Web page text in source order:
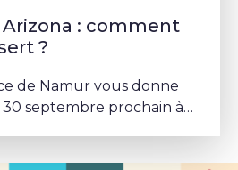
: comment
?
de Namur vous donne
septembre prochain à